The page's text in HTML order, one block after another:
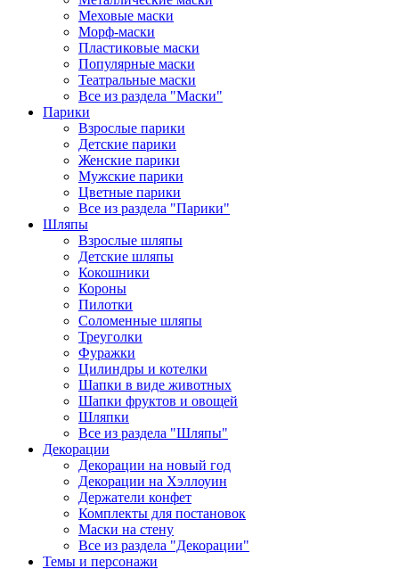
Меховые маски
Морф-маски
Пластиковые маски
Популярные маски
Театральные маски
Все из раздела "Маски"
Парики
Взрослые парики
Детские парики
Женские парики
Мужские парики
Цветные парики
Все из раздела "Парики"
Шляпы
Взрослые шляпы
Детские шляпы
Кокошники
Короны
Пилотки
Соломенные шляпы
Треуголки
Фуражки
Цилиндры и котелки
Шапки в виде животных
Шапки фруктов и овощей
Шляпки
Все из раздела "Шляпы"
Декорации
Декорации на новый год
Декорации на Хэллоуин
Держатели конфет
Комплекты для постановок
Маски на стену
Все из раздела "Декорации"
Темы и персонажи